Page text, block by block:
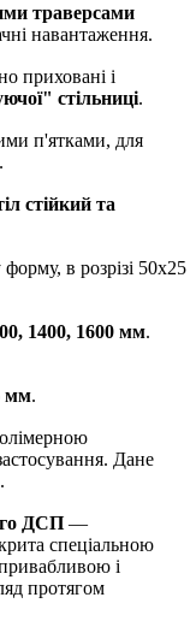
траверсами
навантаження.
приховані і
стільниці.
п'ятками, для
стійкий та
в розрізі 50х25
1400, 1600 мм.
мм.
Дане
ДСП —
спеціальною
і
протягом